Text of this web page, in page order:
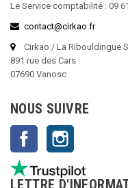
Le Service comptabilité : 09
contact@cirkao.fr
Cirkao / La Ribouldingue
891 rue des Cars
07690 Vanosc
NOUS SUIVRE
Facebook
LETTRE